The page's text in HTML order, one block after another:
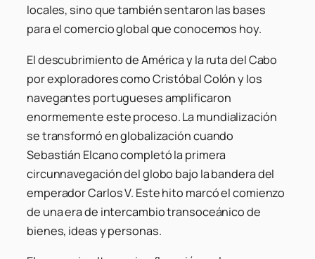
locales, sino que también sentaron las bases
para el comercio global que conocemos hoy.
El descubrimiento de América y la ruta del Cabo
por exploradores como Cristóbal Colón y los
navegantes portugueses amplificaron
enormemente este proceso. La mundialización
se transformó en globalización cuando
Sebastián Elcano completó la primera
circunnavegación del globo bajo la bandera del
emperador Carlos V. Este hito marcó el comienzo
de una era de intercambio transoceánico de
bienes, ideas y personas.